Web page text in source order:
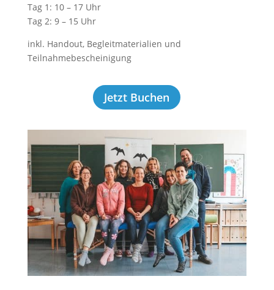
Tag 1: 10 – 17 Uhr
Tag 2: 9 – 15 Uhr
inkl. Handout, Begleitmaterialien und
Teilnahmebescheinigung
Jetzt Buchen